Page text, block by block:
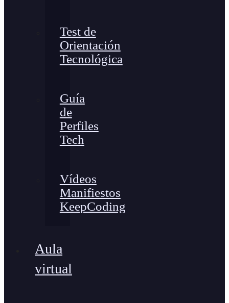
Test de
Orientación
Tecnológica
Guía
de
Perfiles
Tech
Vídeos
Manifiestos
KeepCoding
Aula
virtual